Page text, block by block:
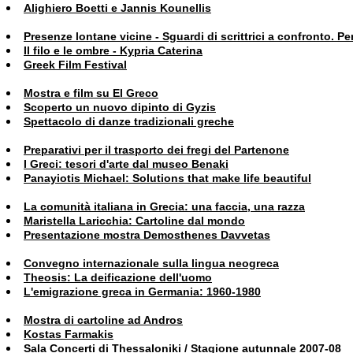
Alighiero Boetti e Jannis Kounellis
Presenze lontane vicine - Sguardi di scrittrici a confronto.
Il filo e le ombre - Kypria Caterina
Greek Film Festival
Mostra e film su El Greco
Scoperto un nuovo dipinto di Gyzis
Spettacolo di danze tradizionali greche
Preparativi per il trasporto dei fregi del Partenone
I Greci: tesori d'arte dal museo Benaki
Panayiotis Michael: Solutions that make life beautiful
La comunità italiana in Grecia: una faccia, una razza
Maristella Laricchia: Cartoline dal mondo
Presentazione mostra Demosthenes Davvetas
Convegno internazionale sulla lingua neogreca
Theosis: La deificazione dell'uomo
L'emigrazione greca in Germania: 1960-1980
Mostra di cartoline ad Andros
Kostas Farmakis
Sala Concerti di Thessaloniki / Stagione autunnale 2007-08